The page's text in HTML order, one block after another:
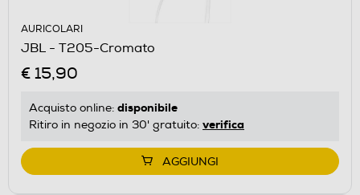
AURICOLARI
JBL - T205-Cromato
€ 15,90
Acquisto online: disponibile
Ritiro in negozio in 30' gratuito: verifica
AGGIUNGI